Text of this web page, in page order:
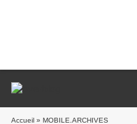
Accueil » MOBILE.ARCHIVES